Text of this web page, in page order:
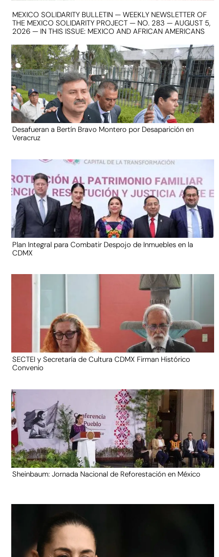
MEXICO SOLIDARITY BULLETIN — WEEKLY NEWSLETTER OF
THE MEXICO SOLIDARITY PROJECT — NO. 283 — AUGUST 5,
2026 — IN THIS ISSUE: MEXICO AND AFRICAN AMERICANS
Desafueran a Bertín Bravo Montero por Desaparición en
Veracruz
Plan Integral para Combatir Despojo de Inmuebles en la
CDMX
SECTEI y Secretaría de Cultura CDMX Firman Histórico
Convenio
Sheinbaum: Jornada Nacional de Reforestación en México